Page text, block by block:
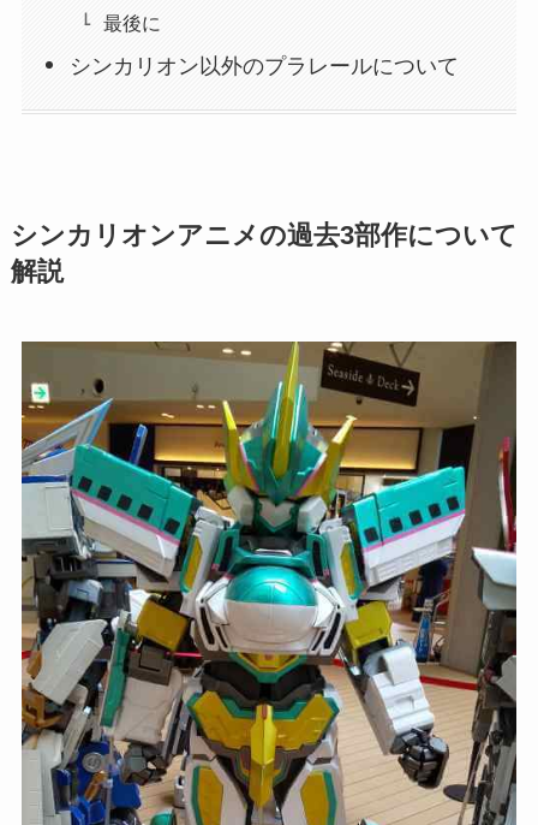
最後に
シンカリオン以外のプラレールについて
シンカリオンアニメの過去3部作について
解説